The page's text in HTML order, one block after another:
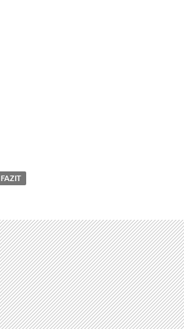
leicht, die Straßenhunde hatten
unfaier gehts nicht!
dem Status einer Prinzessin aus
die Brüstung gehoben und ins
reist man.
aus dem Kosovo das Haus, wir